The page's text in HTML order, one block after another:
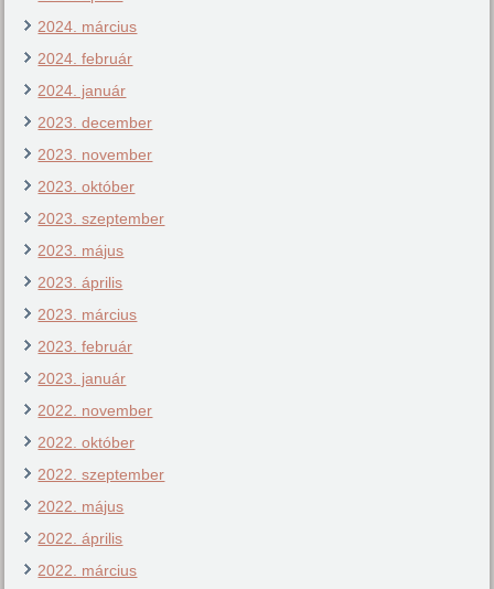
2024. március
2024. február
2024. január
2023. december
2023. november
2023. október
2023. szeptember
2023. május
2023. április
2023. március
2023. február
2023. január
2022. november
2022. október
2022. szeptember
2022. május
2022. április
2022. március